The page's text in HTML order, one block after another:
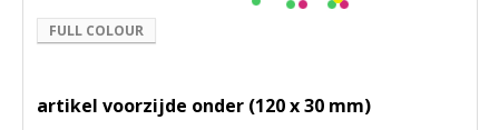
FULL COLOUR
artikel voorzijde onder (120 x 30 mm)